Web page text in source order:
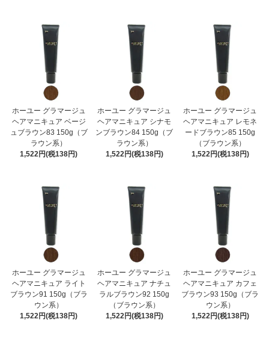
ホーユー グラマージュ
ヘアマニキュア ベージ
ュブラウン83 150g（ブ
ラウン系）
1,522円(税138円)
ホーユー グラマージュ
ヘアマニキュア シナモ
ンブラウン84 150g（ブ
ラウン系）
1,522円(税138円)
ホーユー グラマージュ
ヘアマニキュア レモネ
ードブラウン85 150g
（ブラウン系）
1,522円(税138円)
ホーユー グラマージュ
ヘアマニキュア ライト
ブラウン91 150g（ブラ
ウン系）
1,522円(税138円)
ホーユー グラマージュ
ヘアマニキュア ナチュ
ラルブラウン92 150g
（ブラウン系）
1,522円(税138円)
ホーユー グラマージュ
ヘアマニキュア カフェ
ブラウン93 150g（ブラ
ウン系）
1,522円(税138円)